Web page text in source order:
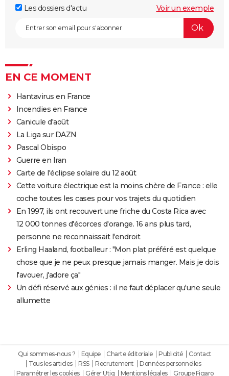
Les dossiers d'actu
Voir un exemple
EN CE MOMENT
Hantavirus en France
Incendies en France
Canicule d'août
La Liga sur DAZN
Pascal Obispo
Guerre en Iran
Carte de l'éclipse solaire du 12 août
Cette voiture électrique est la moins chère de France : elle
coche toutes les cases pour vos trajets du quotidien
En 1997, ils ont recouvert une friche du Costa Rica avec
12 000 tonnes d'écorces d'orange. 16 ans plus tard,
personne ne reconnaissait l'endroit
Erling Haaland, footballeur : "Mon plat préféré est quelque
chose que je ne peux presque jamais manger. Mais je dois
l'avouer, j'adore ça"
Un défi réservé aux génies : il ne faut déplacer qu'une seule
allumette
Qui sommes-nous ? Equipe Charte éditoriale Publicité
Contact
Tous les articles
RSS Recrutement
Données personnelles
Paramétrer les cookies
Gérer Utiq Mentions légales Groupe Figaro